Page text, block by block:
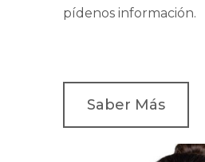
pídenos información.
Saber Más